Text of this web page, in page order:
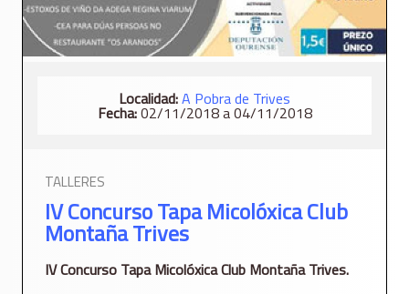
Localidad:A Pobra de Trives
Fecha:02/11/2018 a 04/11/2018
TALLERES
IV Concurso Tapa Micolóxica Club
Montaña Trives
IV Concurso Tapa Micolóxica Club Montaña Trives.